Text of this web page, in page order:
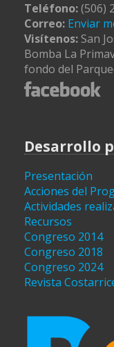
Teléfono:(506)
Correo: Enviar
Visítenos: San
Bomba La
fondo del
Desarrollo
Presentación
Acciones del
Actividades
Recursos
Congreso 2014
Congreso 2018
Congreso 2024
Revista